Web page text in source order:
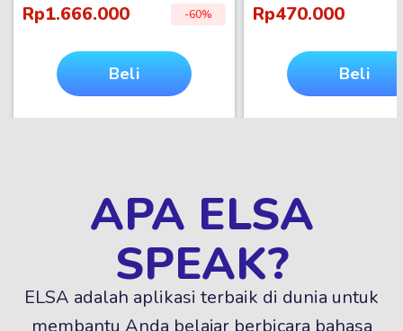
Rp1.666.000 -60%
Beli
sekarang
Rp470.000
Beli
sekarang
APA ELSA
SPEAK?
ELSA adalah aplikasi terbaik di dunia untuk
membantu Anda belajar berbicara bahasa